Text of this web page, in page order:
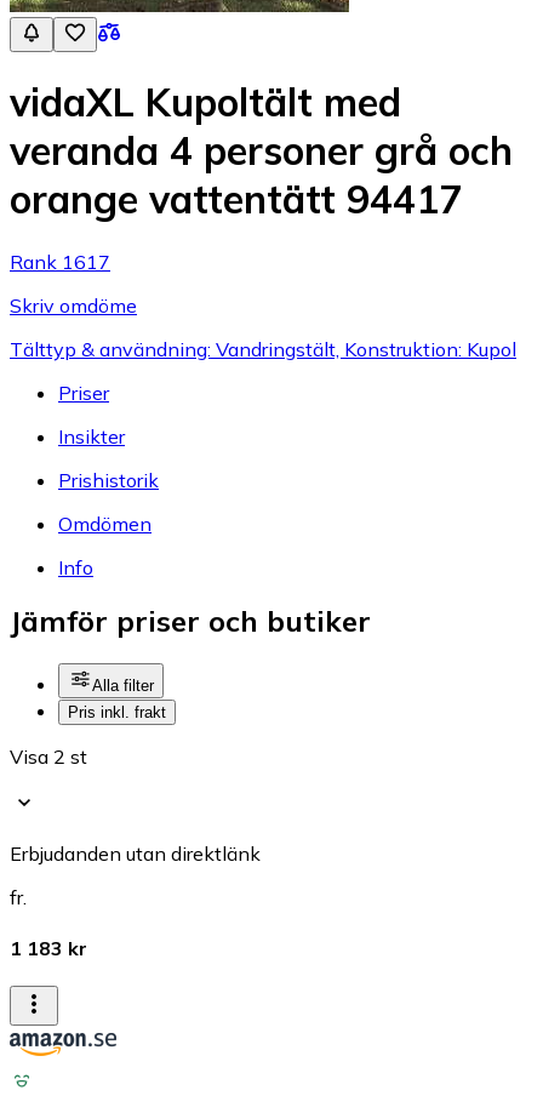
vidaXL Kupoltält med
veranda 4 personer grå och
orange vattentätt 94417
Rank 1617
Skriv omdöme
Tälttyp & användning: Vandringstält, Konstruktion: Kupol
Priser
Insikter
Prishistorik
Omdömen
Info
Jämför priser och butiker
Alla filter
Pris inkl. frakt
Visa 2 st
Erbjudanden utan direktlänk
fr.
1 183 kr